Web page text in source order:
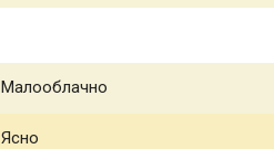
Малооблачно
Ясно